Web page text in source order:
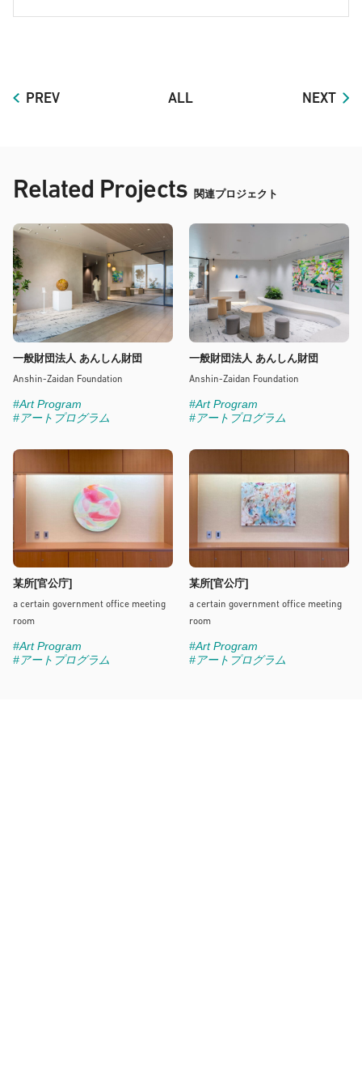
PREV ALL NEXT
Related Projects 関連プロジェクト
一般財団法人 あんしん財団
Anshin-Zaidan Foundation
#Art Program
#アートプログラム
一般財団法人 あんしん財団
Anshin-Zaidan Foundation
#Art Program
#アートプログラム
某所[官公庁]
a certain government office meeting
room
#Art Program
#アートプログラム
某所[官公庁]
a certain government office meeting
room
#Art Program
#アートプログラム